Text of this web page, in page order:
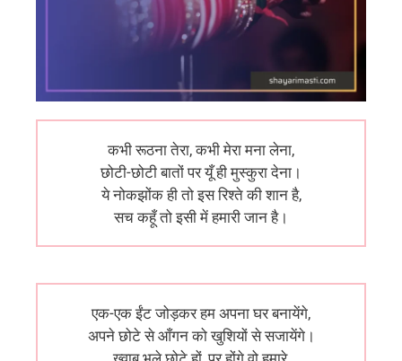
कभी रूठना तेरा, कभी मेरा मना लेना,
छोटी-छोटी बातों पर यूँ ही मुस्कुरा देना।
ये नोकझोंक ही तो इस रिश्ते की शान है,
सच कहूँ तो इसी में हमारी जान है।
एक-एक ईंट जोड़कर हम अपना घर बनायेंगे,
अपने छोटे से आँगन को खुशियों से सजायेंगे।